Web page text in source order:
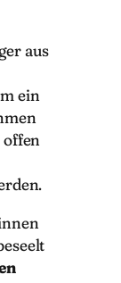
aus
ein
offen